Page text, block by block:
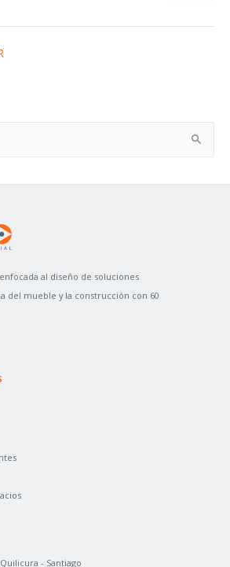
al diseño de soluciones
del mueble y la construcción con 60
- Santiago